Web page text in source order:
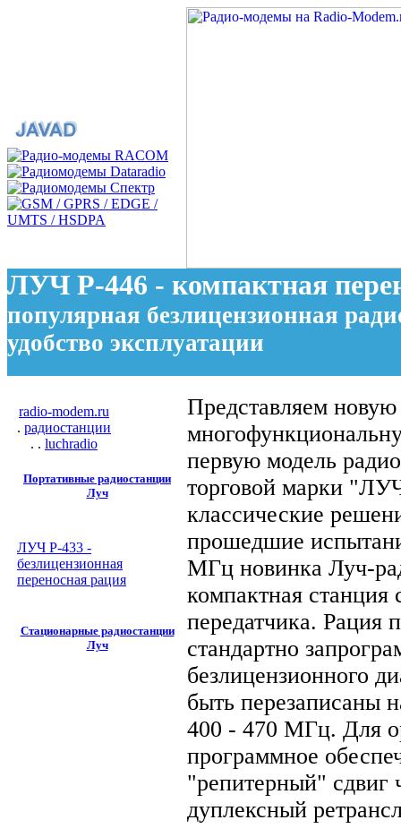
ЛУЧ Р-446 - компактная
популярная безлицензионная
удобство эксплуатации
radio-modem.ru
. радиостанции
. . luchradio
Портативные радиостанции
Луч
ЛУЧ Р-433 -
безлицензионная
переносная рация
Стационарные радиостанции
Луч
Представляем новую
первую модель
торговой марки
классические
прошедшие
МГц новинка Луч-
компактная
передатчика. Рация
стандартно
безлицензионного
быть перезаписаны
400 - 470 МГц. Для
программное
"репитерный" сдвиг
дуплексный